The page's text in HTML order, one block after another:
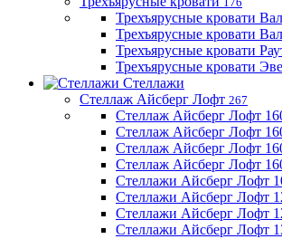
Трехъярусные кровати
Трехъярусные кровати
Трехъярусные кровати
Трехъярусные кровати
Стеллажи
Стеллаж Айсберг Лофт 267
Стеллаж Айсберг Лофт
Стеллаж Айсберг Лофт
Стеллаж Айсберг Лофт
Стеллаж Айсберг Лофт
Стеллажи Айсберг Лофт
Стеллажи Айсберг Лофт
Стеллажи Айсберг Лофт
Стеллажи Айсберг Лофт